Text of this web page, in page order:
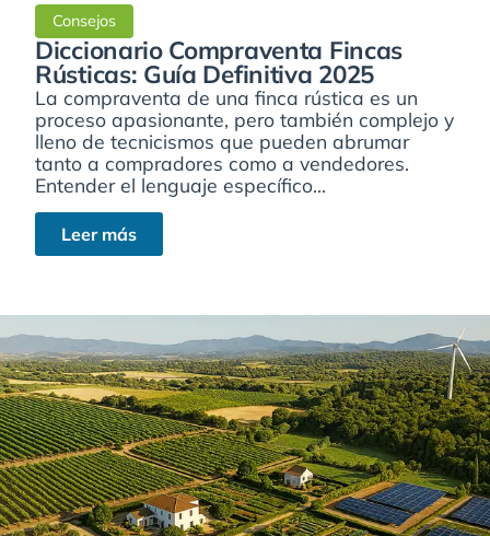
Consejos
Diccionario Compraventa Fincas
Rústicas: Guía Definitiva 2025
La compraventa de una finca rústica es un
proceso apasionante, pero también complejo y
lleno de tecnicismos que pueden abrumar
tanto a compradores como a vendedores.
Entender el lenguaje específico...
Leer más